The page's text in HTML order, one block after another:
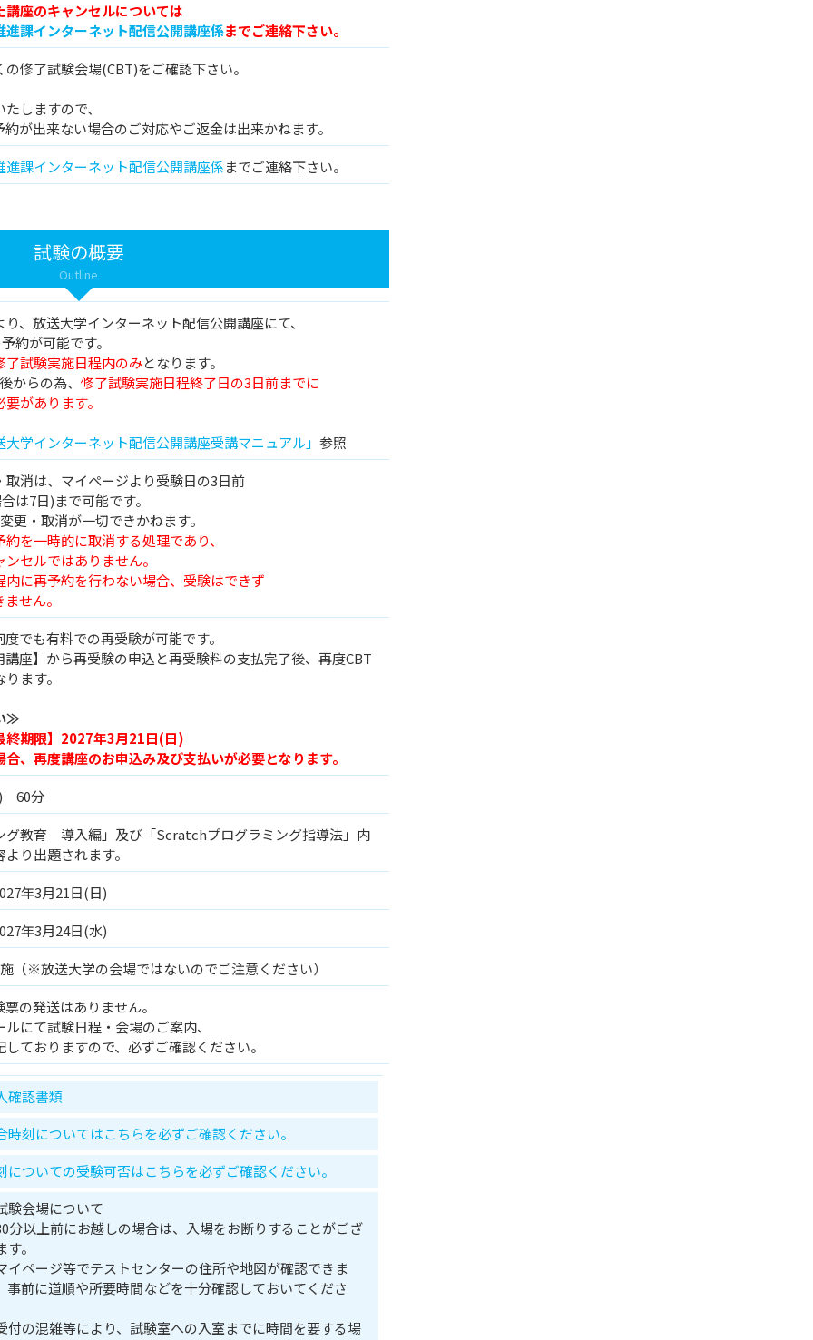
講座のキャンセルについては
課インターネット配信公開講座係までご連絡下さい。
修了試験会場(CBT)をご確認下さい。
しますので、
が出来ない場合のご対応やご返金は出来かねます。
課インターネット配信公開講座係までご連絡下さい。
試験の概要
Outline
、放送大学インターネット配信公開講座にて、
約が可能です。
了試験実施日程内のみとなります。
からの為、 修了試験実施日程終了日の3日前までに
があります。
大学インターネット配信公開講座受講マニュアル」 参照
取消は、マイページより受験日の3日前
は7日)まで可能です。
更・取消が一切できかねます。
を一時的に取消する処理であり、
セルではありません。
に再予約を行わない場合、受験はできず
せん。
でも有料での再受験が可能です。
講座】から再受験の申込と再受験料の支払完了後、再度CBT
ます。
≫
終期限】2027年3月21日(日)
、再度講座のお申込み及び支払いが必要となります。
) 60分
グ教育 導入編」及び「Scratchプログラミング指導法」内
り出題されます。
年3月21日(日)
年3月24日(水)
（※放送大学の会場ではないのでご注意ください）
の発送はありません。
にて試験日程・会場のご案内、
ておりますので、必ずご確認ください。
確認書類
時刻についてはこちらを必ずご確認ください。
についての受験可否はこちらを必ずご確認ください。
験会場について
分以上前にお越しの場合は、入場をお断りすることがござ
す。
イページ等でテストセンターの住所や地図が確認できま
事前に道順や所要時間などを十分確認しておいてくださ
付の混雑等により、試験室への入室までに時間を要する場